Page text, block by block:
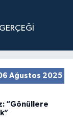
Ağustos 2025
“Gönüllere